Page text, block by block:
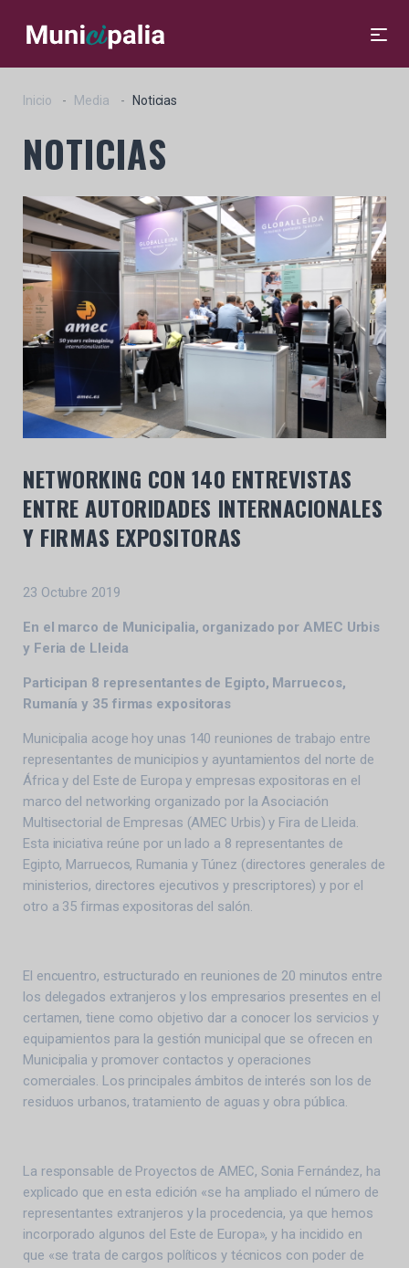
Inicio Media Noticias
NOTICIAS
NETWORKING CON 140 ENTREVISTAS
ENTRE AUTORIDADES INTERNACIONALES
Y FIRMAS EXPOSITORAS
23 Octubre 2019
En el marco de Municipalia, organizado por AMEC Urbis
y Feria de Lleida
Participan 8 representantes de Egipto, Marruecos,
Rumanía y 35 firmas expositoras
Municipalia acoge hoy unas 140 reuniones de trabajo entre
representantes de municipios y ayuntamientos del norte de
África y del Este de Europa y empresas expositoras en el
marco del networking organizado por la Asociación
Multisectorial de Empresas (AMEC Urbis) y Fira de Lleida.
Esta iniciativa reúne por un lado a 8 representantes de
Egipto, Marruecos, Rumania y Túnez (directores generales de
ministerios, directores ejecutivos y prescriptores) y por el
otro a 35 firmas expositoras del salón.
El encuentro, estructurado en reuniones de 20 minutos entre
los delegados extranjeros y los empresarios presentes en el
certamen, tiene como objetivo dar a conocer los servicios y
equipamientos para la gestión municipal que se ofrecen en
Municipalia y promover contactos y operaciones
comerciales. Los principales ámbitos de interés son los de
residuos urbanos, tratamiento de aguas y obra pública.
La responsable de Proyectos de AMEC, Sonia Fernández, ha
explicado que en esta edición «se ha ampliado el número de
representantes extranjeros y la procedencia, ya que hemos
incorporado algunos del Este de Europa», y ha incidido en
que «se trata de cargos políticos y técnicos con poder de